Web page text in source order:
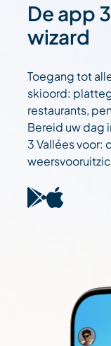
De app
wizard
Toegang tot
skioord:
restaurants,
Bereid uw dag
3 Vallées voor: